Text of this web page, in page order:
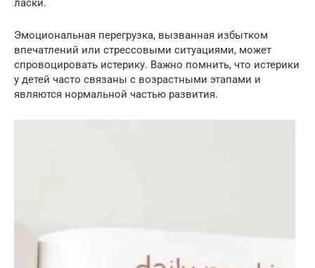
Эмоциональная перегрузка, вызванная избытком
впечатлений или стрессовыми ситуациями, может
спровоцировать истерику. Важно помнить, что истерики
у детей часто связаны с возрастными этапами и
являются нормальной частью развития.